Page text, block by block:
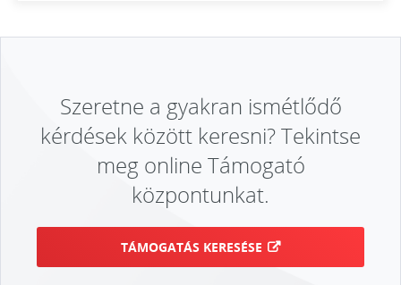
Szeretne a gyakran ismétlődő
kérdések között keresni? Tekintse
meg online Támogató
központunkat.
TÁMOGATÁS KERESÉSE